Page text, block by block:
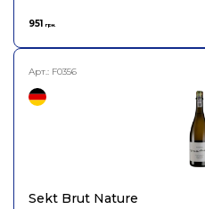
Об'єм 0.75
951 грн.
Арт.: F0356
Sekt Brut Nature